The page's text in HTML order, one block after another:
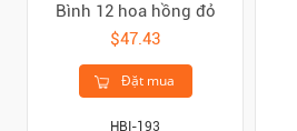
Bình 12 hoa hồng đỏ
$47.43
Đặt mua
HBI-193